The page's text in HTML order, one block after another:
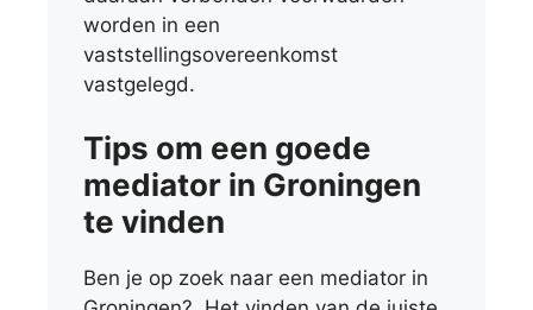
worden in een
vaststellingsovereenkomst
vastgelegd.
Tips om een goede
mediator in Groningen
te vinden
Ben je op zoek naar een mediator in